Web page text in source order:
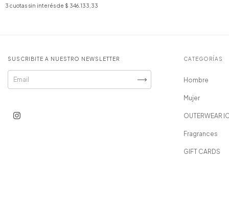
3 cuotas sin interés de $ 346.133,33
SUSCRIBITE A NUESTRO NEWSLETTER CATEGORÍAS
Hombre
Mujer
OUTERWEAR
Fragrances
GIFT CARDS